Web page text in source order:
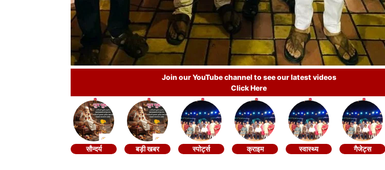
Join our YouTube channel to see our latest videos
Click Here
सौन्दर्य बड़ी खबर स्पोर्ट्स क्राइम स्वास्थ्य गैजेट्स